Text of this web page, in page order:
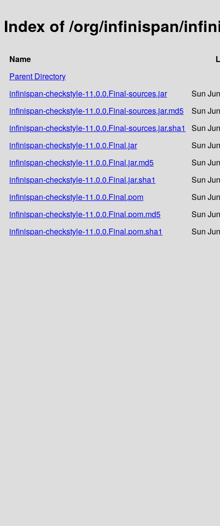
Index of /org/infinispan/
Name
Parent Directory
infinispan-checkstyle-11.0.0.Final-sources.jar
Sun
infinispan-checkstyle-11.0.0.Final-sources.jar.md5
Sun
infinispan-checkstyle-11.0.0.Final-sources.jar.sha1
Sun
infinispan-checkstyle-11.0.0.Final.jar
Sun
infinispan-checkstyle-11.0.0.Final.jar.md5
Sun
infinispan-checkstyle-11.0.0.Final.jar.sha1
Sun
infinispan-checkstyle-11.0.0.Final.pom
Sun
infinispan-checkstyle-11.0.0.Final.pom.md5
Sun
infinispan-checkstyle-11.0.0.Final.pom.sha1
Sun